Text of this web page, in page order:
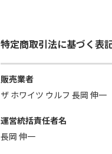
特定商取引法に基づく表
販売業者
ザ ホワイツ ウルフ 長岡 伸一
運営統括責任者名
長岡 伸一